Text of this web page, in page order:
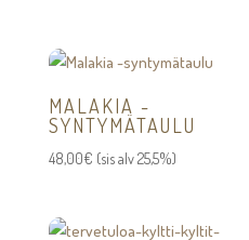
MALAKIA -
SYNTYMÄTAULU
48,00€ (sis alv 25,5%)